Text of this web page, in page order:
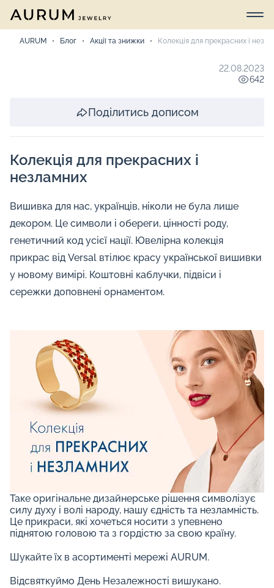
AURUM Блог Акції та знижки Колекція для прекрасних і
Колекція для прекрасних і
незламних
Вишивка для нас, українців, ніколи не була лише
декором. Це символи і обереги, цінності роду,
генетичний код усієї нації. Ювелірна колекція
прикрас від Versal втілює красу української вишивки
у новому вимірі. Коштовні каблучки, підвіси і
сережки доповнені орнаментом.
Таке оригінальне дизайнерське рішення символізує
силу духу і волі народу, нашу єдність та незламність.
Це прикраси, які хочеться носити з упевнено
піднятою головою та з гордістю за свою країну.
Шукайте їх в асортименті мережі AURUM.
Відсвяткуймо День Незалежності вишукано.
22.08.2023
642
Поділитись дописом